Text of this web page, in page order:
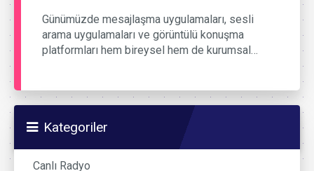
Günümüzde mesajlaşma uygulamaları, sesli
arama uygulamaları ve görüntülü konuşma
platformları hem bireysel hem de kurumsal…
Kategoriler
Canlı Radyo